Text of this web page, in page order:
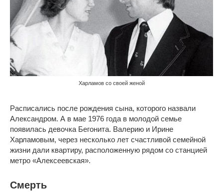
Харламов со своей женой
Расписались после рождения сына, которого назвали
Александром. А в мае 1976 года в молодой семье
появилась девочка Бегонита. Валерию и Ирине
Харламовым, через несколько лет счастливой семейной
жизни дали квартиру, расположенную рядом со станцией
метро «Алексеевская».
Смерть